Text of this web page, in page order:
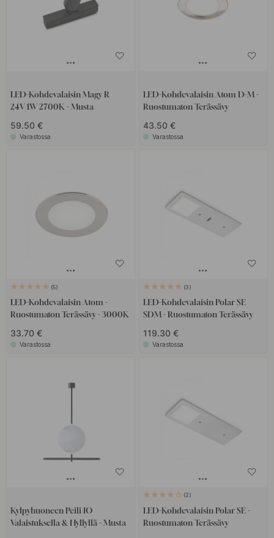
LED-Kohdevalaisin Magy R
24V/1W 2700K - Musta
59.50 €
Varastossa
LED-Kohdevalaisin Atom D-M -
Ruostumaton Terässävy
43.50 €
Varastossa
5
LED-Kohdevalaisin Atom -
Ruostumaton Terässävy - 3000K
33.70 €
Varastossa
3
LED-Kohdevalaisin Polar SE
SDM - Ruostumaton Terässävy
119.30 €
Varastossa
Kylpyhuoneen Peili IO
Valaistuksella & Hyllyllä - Musta
2
LED-Kohdevalaisin Polar SE -
Ruostumaton Terässävy